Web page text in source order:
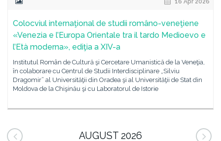
16 Apr 2026
Colocviul internaţional de studii româno-veneţiene
«Venezia e l’Europa Orientale tra il tardo Medioevo e
l’Età moderna», ediţia a XIV-a
Institutul Român de Cultură şi Cercetare Umanistică de la Veneţia,
în colaborare cu Centrul de Studii Interdisciplinare „Silviu
Dragomir” al Universităţii din Oradea şi al Universităţii de Stat din
Moldova de la Chişinău şi cu Laboratorul de Istorie
AUGUST 2026